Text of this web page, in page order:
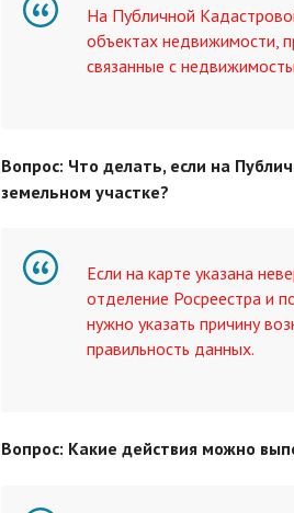
На Публичной
объектах недвижимости,
связанные с
Вопрос: Что делать, если на
земельном участке?
Если на карте указана
отделение Росреестра и
нужно указать причину
правильность данных.
Вопрос: Какие действия можно